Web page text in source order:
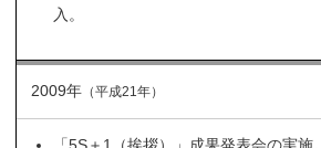
入。
2009年（平成21年）